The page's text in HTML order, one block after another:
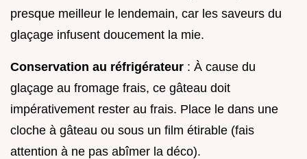
presque meilleur le lendemain, car les saveurs du
glaçage infusent doucement la mie.
Conservation au réfrigérateur : À cause du
glaçage au fromage frais, ce gâteau doit
impérativement rester au frais. Place le dans une
cloche à gâteau ou sous un film étirable (fais
attention à ne pas abîmer la déco).